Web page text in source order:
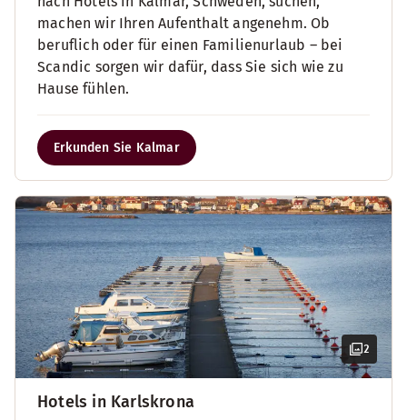
machen wir Ihren Aufenthalt angenehm. Ob
beruflich oder für einen Familienurlaub – bei
Scandic sorgen wir dafür, dass Sie sich wie zu
Hause fühlen.
Erkunden Sie Kalmar
2
Hotels in Karlskrona